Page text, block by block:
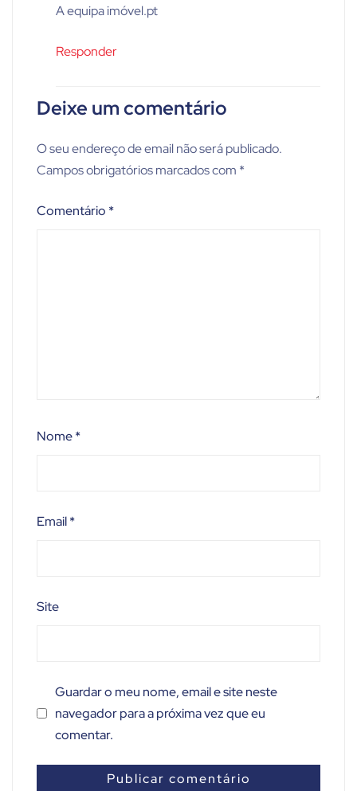
A equipa imóvel.pt
Responder
Deixe um comentário
O seu endereço de email não será publicado.
Campos obrigatórios marcados com *
Comentário *
Nome*
Email*
Site
Guardar o meu nome, email e site neste
navegador para a próxima vez que eu
comentar.